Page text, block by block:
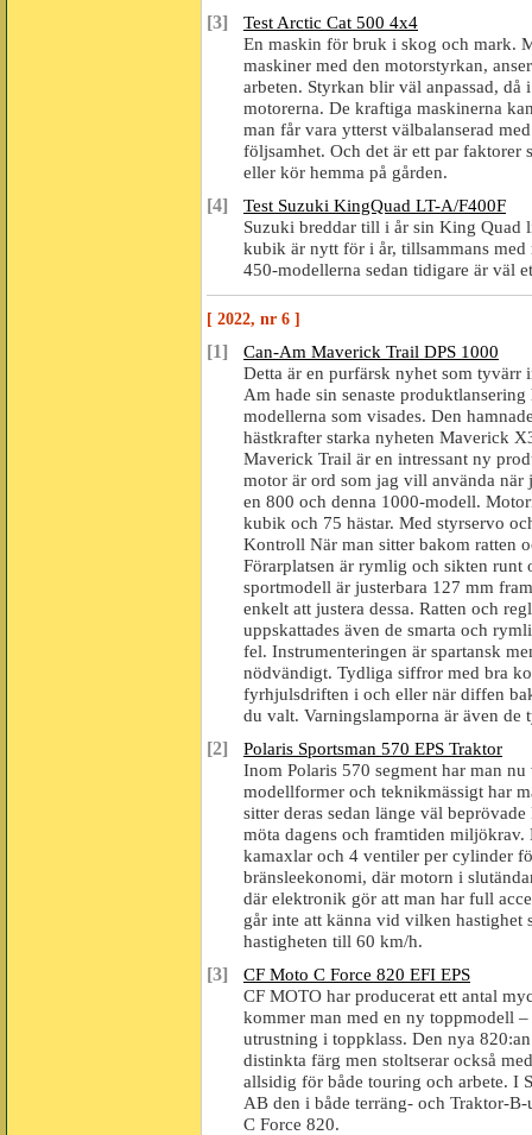
[3]
Test Arctic Cat 500 4x4
En maskin för bruk i skog och mark.
maskiner med den motorstyrkan,
arbeten. Styrkan blir väl anpassad,
motorerna. De kraftiga maskinerna
man får vara ytterst välbalanserad
följsamhet. Och det är ett par
eller kör hemma på gården.
[4]
Test Suzuki KingQuad LT-A/F400F
Suzuki breddar till i år sin King Quad
kubik är nytt för i år, tillsammans
450-modellerna sedan tidigare är väl
[ 2022, nr 6 ]
[1]
Can-Am Maverick Trail DPS 1000
Detta är en purfärsk nyhet som tyvärr
Am hade sin senaste
modellerna som visades. Den
hästkrafter starka nyheten Maverick
Maverick Trail är en intressant ny
motor är ord som jag vill använda
en 800 och denna 1000-modell.
kubik och 75 hästar. Med styrservo
Kontroll När man sitter bakom ratten
Förarplatsen är rymlig och sikten runt
sportmodell är justerbara 127 mm
enkelt att justera dessa. Ratten och
uppskattades även de smarta och
fel. Instrumenteringen är spartansk
nödvändigt. Tydliga siffror med bra
fyrhjulsdriften i och eller när diffen
du valt. Varningslamporna är även de
[2]
Polaris Sportsman 570 EPS Traktor
Inom Polaris 570 segment har man
modellformer och teknikmässigt har
sitter deras sedan länge väl
möta dagens och framtiden
kamaxlar och 4 ventiler per cylinder
bränsleekonomi, där motorn i
där elektronik gör att man har full
går inte att känna vid vilken hastighet
hastigheten till 60 km/h.
[3]
CF Moto C Force 820 EFI EPS
CF MOTO har producerat ett antal
kommer man med en ny toppmodell
utrustning i toppklass. Den nya
distinkta färg men stoltserar också
allsidig för både touring och arbete. I
AB den i både terräng- och Traktor-
C Force 820.